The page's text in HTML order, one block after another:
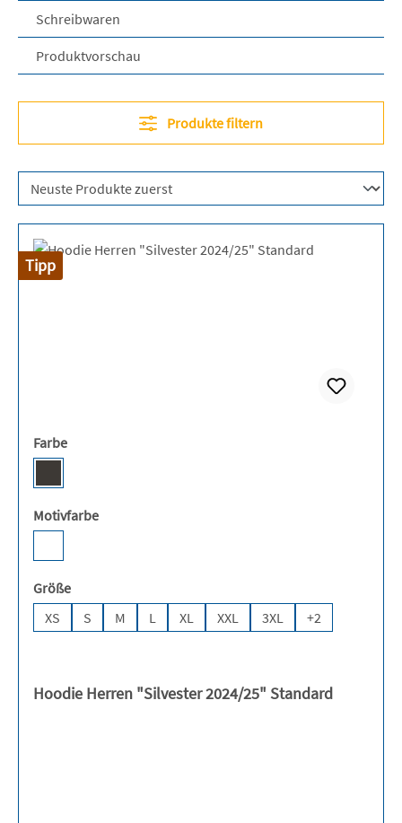
Schreibwaren
Produktvorschau
Produkte filtern
Tipp
Farbeauswählen
Storm Grey (Solid) [JH]
Motivfarbeauswählen
Weiß
Größeauswählen
XS
S M L XL XXL 3XL +2
Hoodie Herren "Silvester 2024/25" Standard